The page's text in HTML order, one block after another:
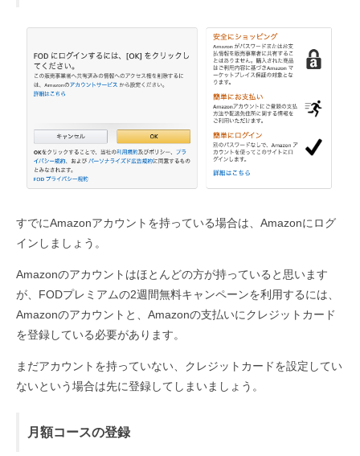
すでにAmazonアカウントを持っている場合は、Amazonにログ
インしましょう。
Amazonのアカウントはほとんどの方が持っていると思います
が、FODプレミアムの2週間無料キャンペーンを利用するには、
Amazonのアカウントと、Amazonの支払いにクレジットカード
を登録している必要があります。
まだアカウントを持っていない、クレジットカードを設定してい
ないという場合は先に登録してしまいましょう。
月額コースの登録